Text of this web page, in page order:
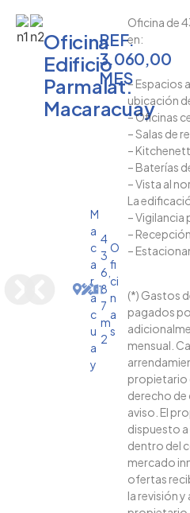
Oficina
Edificio
Parmalat.
Macaracuay
M
a
c
a
r
a
c
u
a
y
4
3
6,
8
7
m
2
O
fi
ci
n
a
s
REF.
3.060,00
MES
Oficina de
en:
– Espacios
ubicación
– Oficinas
– Salas de
–
– Baterías
– Vista al
La
– Vigilancia
–
–
(*) Gastos
pagados
mensual.
propietario
derecho de
aviso. El
dispuesto
dentro del
mercado
ofertas
la revisión